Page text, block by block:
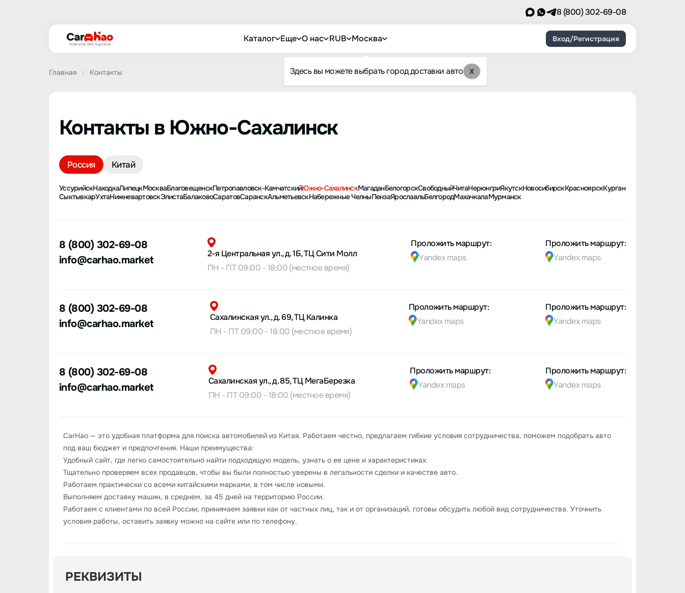
8 (800) 302-69-08
Агрегатор авто под заказ
Каталог Еще О нас RUB Москва
Здесь вы можете выбрать город доставки авто X
Вход/Регистрация
Главная Контакты
Контакты в Южно-Сахалинск
Россия Китай
УссурийскНаходкаЛипецкМоскваБлаговещенскПетропавловск-КамчатскийЮжно-СахалинскМагаданБелогорскСвободныйЧитаНерюнгриЯкутскНовосибирскКрасноярскКурган
СыктывкарУхтаНижневартовскЭлистаБалаковоСаратовСаранскАльметьевскНабережные ЧелныПензаЯрославльБелгородМахачкалаМурманск
8 (800) 302-69-08
info@carhao.market
2-я Центральная ул., д. 1Б, ТЦ Сити Молл
ПН - ПТ 09:00 - 18:00 (местное время)
Проложить маршрут:
Yandex maps
Проложить маршрут:
Yandex maps
8 (800) 302-69-08
info@carhao.market
Сахалинская ул., д. 69, ТЦ Калинка
ПН - ПТ 09:00 - 18:00 (местное время)
Проложить маршрут:
Yandex maps
Проложить маршрут:
Yandex maps
8 (800) 302-69-08
info@carhao.market
Сахалинская ул., д. 85, ТЦ МегаБерезка
ПН - ПТ 09:00 - 18:00 (местное время)
Проложить маршрут:
Yandex maps
Проложить маршрут:
Yandex maps
CarHao — это удобная платформа для поиска автомобилей из Китая. Работаем честно, предлагаем гибкие условия сотрудничества, поможем подобрать авто
под ваш бюджет и предпочтения. Наши преимущества:
Удобный сайт, где легко самостоятельно найти подходящую модель, узнать о ее цене и характеристиках.
Тщательно проверяем всех продавцов, чтобы вы были полностью уверены в легальности сделки и качестве авто.
Работаем практически со всеми китайскими марками, в том числе новыми.
Выполняем доставку машин, в среднем, за 45 дней на территорию России.
Работаем с клиентами по всей России, принимаем заявки как от частных лиц, так и от организаций, готовы обсудить любой вид сотрудничества. Уточнить
условия работы, оставить заявку можно на сайте или по телефону.
РЕКВИЗИТЫ